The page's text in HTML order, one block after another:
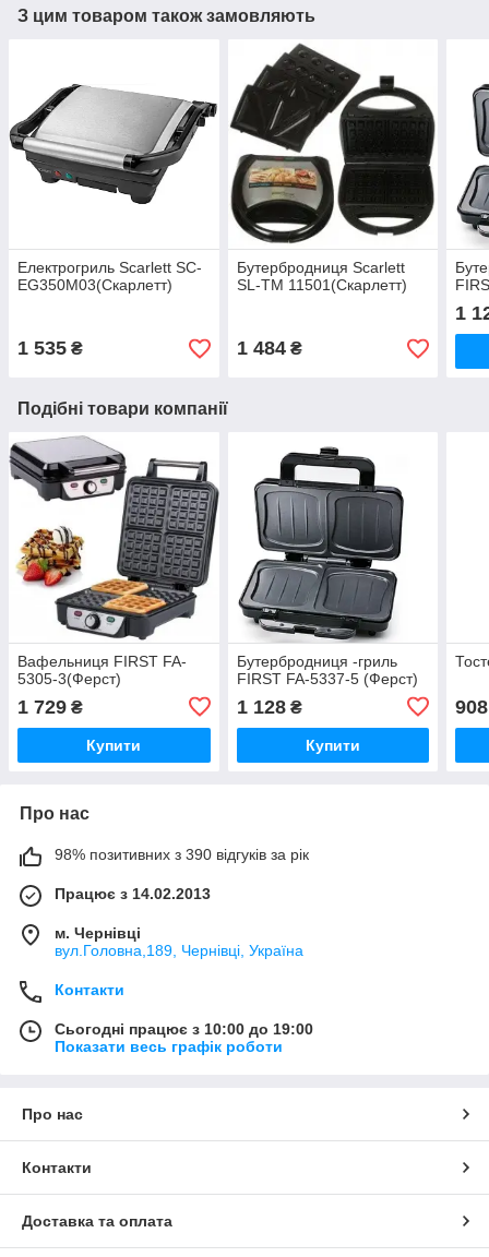
З цим товаром також замовляють
Електрогриль Scarlett SC-
EG350M03(Скарлетт)
1 535 ₴
Бутербродниця Scarlett
SL-TM 11501(Скарлетт)
1 484₴
1
Подібні товари компанії
Вафельниця FIRST FA-
5305-3(Ферст)
1 729 ₴
Купити
Бутербродниця -гриль
FIRST FA-5337-5 (Ферст)
1 128₴
Купити
908
Про нас
98% позитивних з 390 відгуків за рік
Працює з 14.02.2013
м. Чернівці
вул.Головна,189, Чернівці, Україна
Контакти
Сьогодні працює з 10:00 до 19:00
Показати весь графік роботи
Про нас
Контакти
Доставка та оплата